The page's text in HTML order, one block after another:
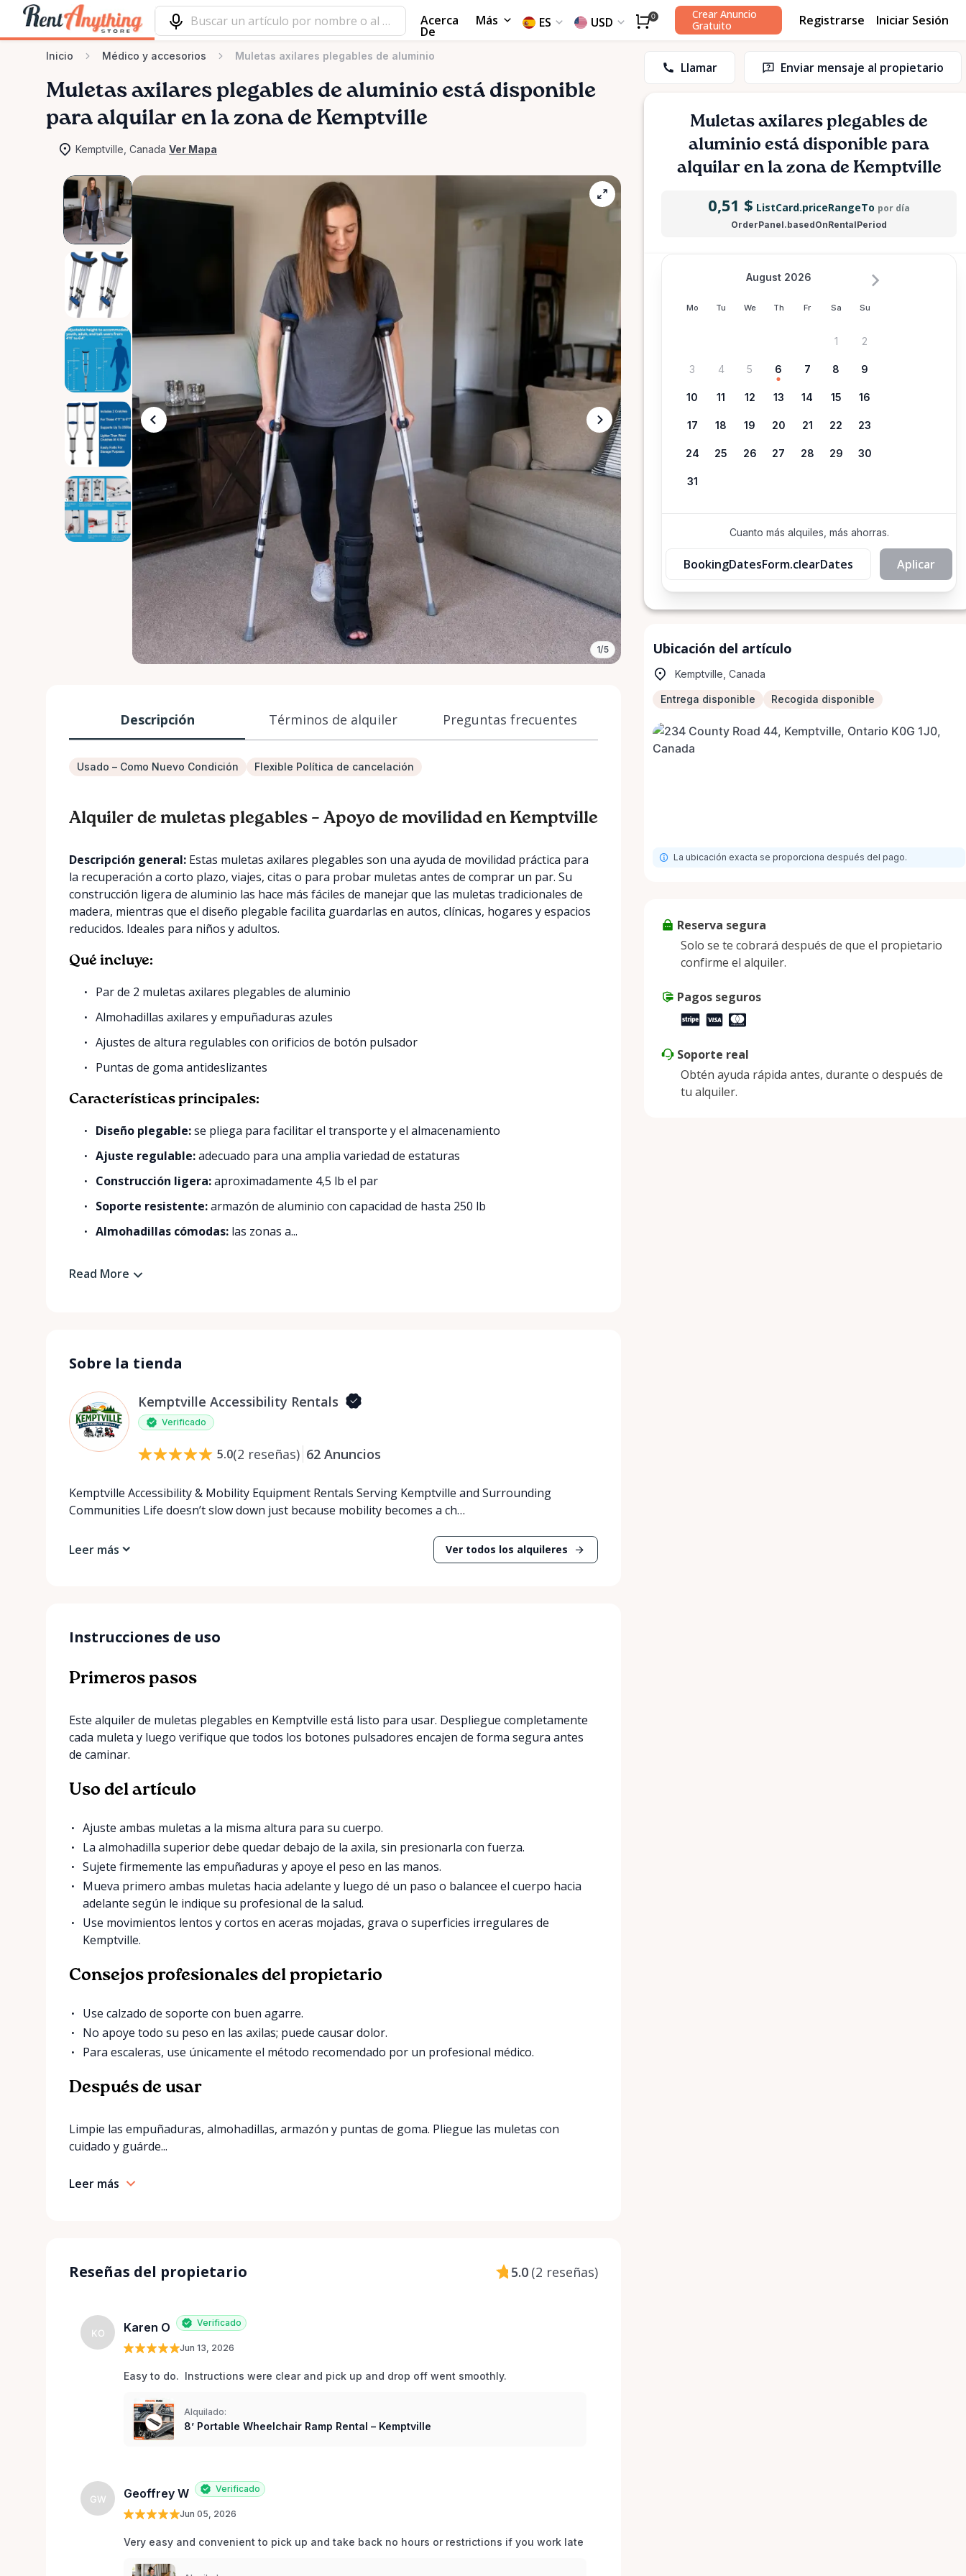
Acerca
De
Más ES USD 0
Crear Anuncio
Gratuito
Registrarse Iniciar Sesión
Inicio Médico y accesorios Muletas axilares plegables de aluminio
Muletas axilares plegables de aluminio está disponible
para alquilar en la zona de Kemptville
Kemptville, Canada Ver Mapa
1/5
Descripción Términos de alquiler Preguntas frecuentes
Usado – Como Nuevo Condición Flexible Política de cancelación
Alquiler de muletas plegables – Apoyo de movilidad en Kemptville
Descripción general: Estas muletas axilares plegables son una ayuda de movilidad práctica para
la recuperación a corto plazo, viajes, citas o para probar muletas antes de comprar un par. Su
construcción ligera de aluminio las hace más fáciles de manejar que las muletas tradicionales de
madera, mientras que el diseño plegable facilita guardarlas en autos, clínicas, hogares y espacios
reducidos. Ideales para niños y adultos.
Qué incluye:
Par de 2 muletas axilares plegables de aluminio
Almohadillas axilares y empuñaduras azules
Ajustes de altura regulables con orificios de botón pulsador
Puntas de goma antideslizantes
Características principales:
Diseño plegable:se pliega para facilitar el transporte y el almacenamiento
Ajuste regulable:adecuado para una amplia variedad de estaturas
Construcción ligera:aproximadamente 4,5 lb el par
Soporte resistente:armazón de aluminio con capacidad de hasta 250 lb
Almohadillas cómodas: las zonas a...
Read More
Sobre la tienda
Kemptville Accessibility Rentals
Verificado
5.0(2 reseñas) 62 Anuncios
Kemptville Accessibility & Mobility Equipment Rentals Serving Kemptville and Surrounding
Communities Life doesn’t slow down just because mobility becomes a ch…
Leer más Ver todos los alquileres
Instrucciones de uso
Primeros pasos
Este alquiler de muletas plegables en Kemptville está listo para usar. Despliegue completamente
cada muleta y luego verifique que todos los botones pulsadores encajen de forma segura antes
de caminar.
Uso del artículo
Ajuste ambas muletas a la misma altura para su cuerpo.
La almohadilla superior debe quedar debajo de la axila, sin presionarla con fuerza.
Sujete firmemente las empuñaduras y apoye el peso en las manos.
Mueva primero ambas muletas hacia adelante y luego dé un paso o balancee el cuerpo hacia
adelante según le indique su profesional de la salud.
Use movimientos lentos y cortos en aceras mojadas, grava o superficies irregulares de
Kemptville.
Consejos profesionales del propietario
Use calzado de soporte con buen agarre.
No apoye todo su peso en las axilas; puede causar dolor.
Para escaleras, use únicamente el método recomendado por un profesional médico.
Después de usar
Limpie las empuñaduras, almohadillas, armazón y puntas de goma. Pliegue las muletas con
cuidado y guárde...
Leer más
Reseñas del propietario 5.0 (2 reseñas)
KO Karen O Verificado
Jun 13, 2026
Easy to do.  Instructions were clear and pick up and drop off went smoothly.
Alquilado:
8’ Portable Wheelchair Ramp Rental – Kemptville
GW Geoffrey W Verificado
Jun 05, 2026
Very easy and convenient to pick up and take back no hours or restrictions if you work late
Llamar Enviar mensaje al propietario
Muletas axilares plegables de
aluminio está disponible para
alquilar en la zona de Kemptville
0,51 $ ListCard.priceRangeTo por día
OrderPanel.basedOnRentalPeriod
Mo Tu We Th Fr Sa Su
August 2026
1 2
3 4 5 6 7 8 9
10 11 12 13 14 15 16
17 18 19 20 21 22 23
24 25 26 27 28 29 30
31
Cuanto más alquiles, más ahorras.
BookingDatesForm.clearDates Aplicar
Ubicación del artículo
Kemptville, Canada
Entrega disponible Recogida disponible
La ubicación exacta se proporciona después del pago.
Reserva segura
Solo se te cobrará después de que el propietario
confirme el alquiler.
Pagos seguros
Soporte real
Obtén ayuda rápida antes, durante o después de
tu alquiler.